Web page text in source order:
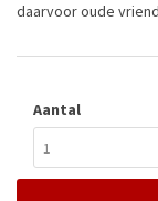
daarvoor oude
Aantal
1